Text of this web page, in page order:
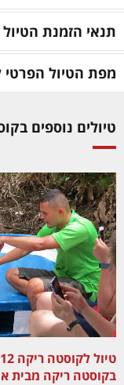
תנאי הזמנת הטיול
מפת הטיול הפרטי
טיולים נוספים
בקוסטה ריקה מבית